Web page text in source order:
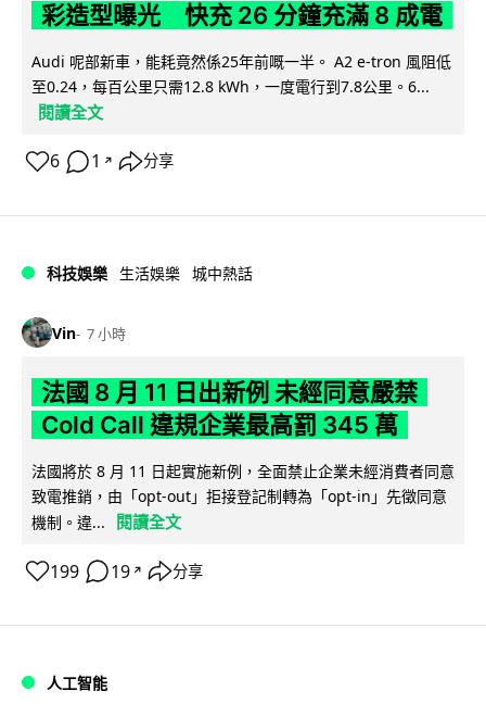
彩造型曝光 快充 26 分鐘充滿 8 成電
Audi 呢部新車，能耗竟然係25年前嘅一半。 A2 e-tron 風阻低
至0.24，每百公里只需12.8 kWh，一度電行到7.8公里。6...
閱讀全文
6 1 ↗ 分享
科技娛樂 生活娛樂 城中熱話
Vin 7 小時
法國 8 月 11 日出新例 未經同意嚴禁
Cold Call 違規企業最高罰 345 萬
法國將於 8 月 11 日起實施新例，全面禁止企業未經消費者同意
致電推銷，由「opt-out」拒接登記制轉為「opt-in」先徵同意
機制。違...
閱讀全文
199 19 ↗ 分享
人工智能